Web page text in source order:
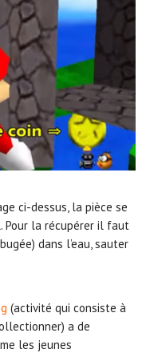
ci-dessus, la pièce se
Pour la récupérer il faut
dans l’eau, sauter
(activité qui consiste à
a de
les jeunes